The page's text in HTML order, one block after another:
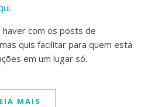
.
com os posts de
quis facilitar para quem está
em um lugar só.
MAIS